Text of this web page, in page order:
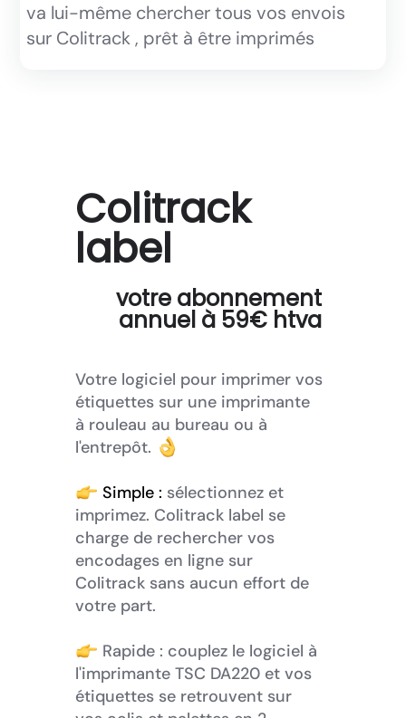
va lui-même chercher tous vos envois
sur Colitrack , prêt à être imprimés
Colitrack
label
votre abonnement
annuel à 59€ htva
Votre logiciel pour imprimer vos
étiquettes sur une imprimante
à rouleau au bureau ou à
l'entrepôt.
Simple : sélectionnez et
imprimez. Colitrack label se
charge de rechercher vos
encodages en ligne sur
Colitrack sans aucun effort de
votre part.
Rapide : couplez le logiciel à
l'imprimante TSC DA220 et vos
étiquettes se retrouvent sur